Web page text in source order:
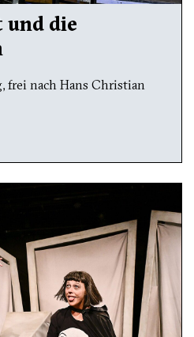
und die
frei nach Hans Christian